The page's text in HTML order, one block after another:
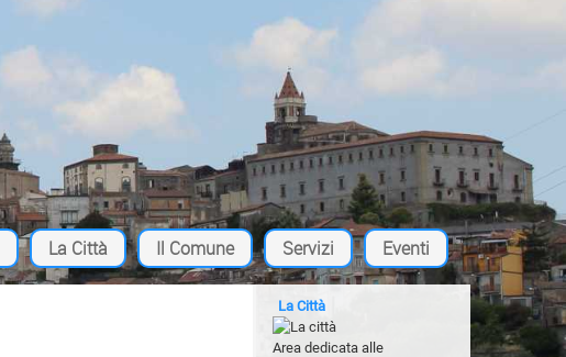
Informazioni
La Città Il Comune Servizi Eventi
La Città
Area dedicata alle